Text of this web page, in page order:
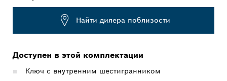
Найти дилера поблизости
Доступен в этой комплектации
Ключ с внутренним шестигранником